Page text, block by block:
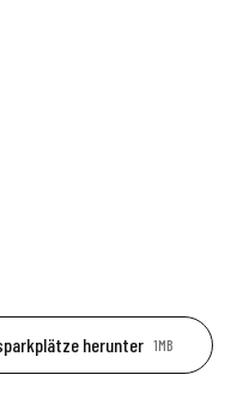
herunter 1MB